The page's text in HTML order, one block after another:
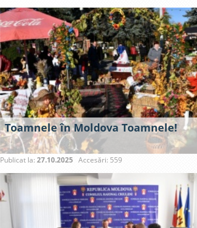
Toamnele în Moldova Toamnele!
Publicat la: 27.10.2025 Accesări: 559